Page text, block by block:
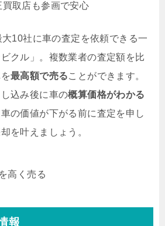
取店も参画で安心
10社に車の査定を依頼できる一
クル」。複数業者の査定額を比
最高額で売ることができます。
込み後に車の概算価格がわかる
の価値が下がる前に査定を申し
を叶えましょう。
高く売る
報